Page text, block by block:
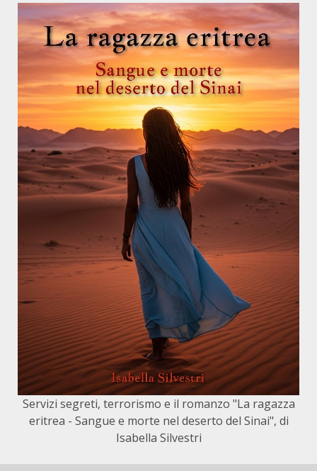
Servizi segreti, terrorismo e il romanzo "La ragazza
eritrea - Sangue e morte nel deserto del Sinai", di
Isabella Silvestri